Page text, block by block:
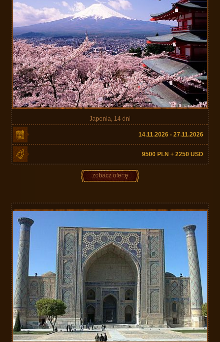
Japonia, 14 dni
14.11.2026 - 27.11.2026
9500 PLN + 2250 USD
zobacz ofertę